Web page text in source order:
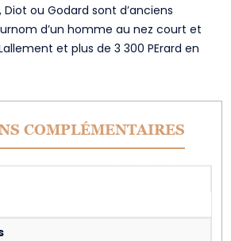
Diot ou Godard sont d’anciens
d’un homme au nez court et
et plus de 3 300 PErard en
COMPLÉMENTAIRES